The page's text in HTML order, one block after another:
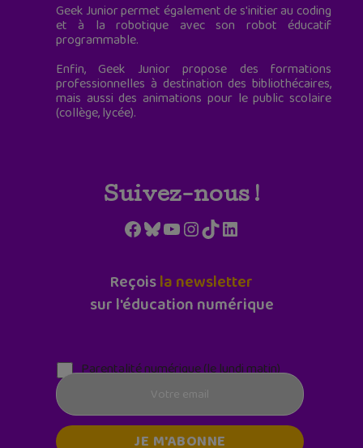
Geek Junior permet également de s'initier au coding
et à la robotique avec son robot éducatif
programmable.
Enfin, Geek Junior propose des formations
professionnelles à destination des bibliothécaires,
mais aussi des animations pour le public scolaire
(collège, lycée).
Suivez-nous !
Facebook
Bluesky
YouTube
Instagram
TikTokLinkedIn
Reçoisla newsletter
sur l'éducation numérique
Parentalité numérique (le lundi matin)